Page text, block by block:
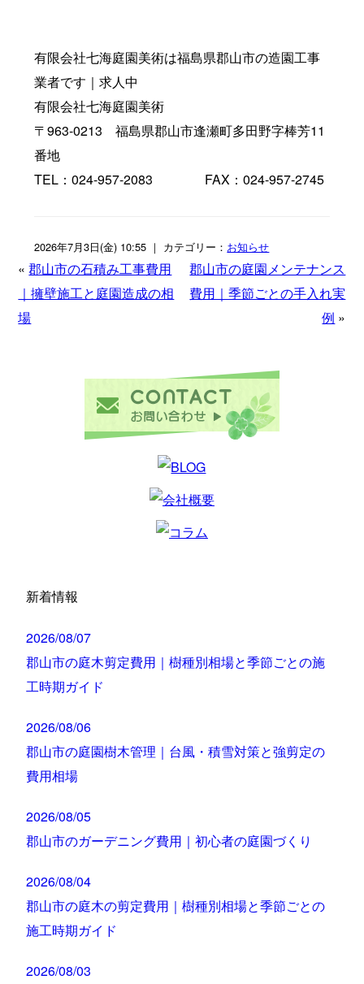
有限会社七海庭園美術は福島県郡山市の造園工事
業者です｜求人中
有限会社七海庭園美術
〒963-0213 福島県郡山市逢瀬町多田野字棒芳11
番地
TEL：024-957-2083 FAX：024-957-2745
2026年7月3日(金) 10:55 ｜ カテゴリー： お知らせ
«郡山市の石積み工事費用
｜擁壁施工と庭園造成の相
場
郡山市の庭園メンテナンス
費用｜季節ごとの手入れ実
例 »
新着情報
2026/08/07
郡山市の庭木剪定費用｜樹種別相場と季節ごとの施
工時期ガイド
2026/08/06
郡山市の庭園樹木管理｜台風・積雪対策と強剪定の
費用相場
2026/08/05
郡山市のガーデニング費用｜初心者の庭園づくり
2026/08/04
郡山市の庭木の剪定費用｜樹種別相場と季節ごとの
施工時期ガイド
2026/08/03